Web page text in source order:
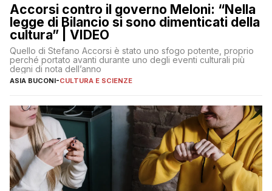
Accorsi contro il governo Meloni: “Nella
legge di Bilancio si sono dimenticati della
cultura” | VIDEO
Quello di Stefano Accorsi è stato uno sfogo potente, proprio
perché portato avanti durante uno degli eventi culturali più
degni di nota dell’anno
ASIA BUCONI-CULTURA E SCIENZE